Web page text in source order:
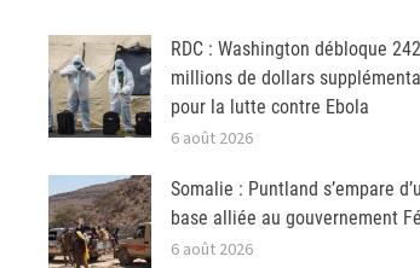
RDC : Washington débloque 242
millions de dollars
pour la lutte contre Ebola
6 août 2026
Somalie : Puntland s’empare
base alliée au gouvernement
6 août 2026